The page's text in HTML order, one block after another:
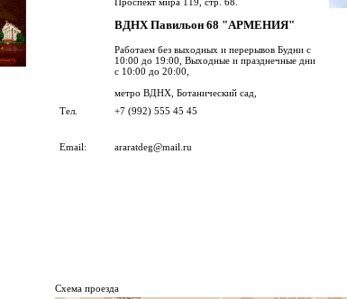
ВДНХ Павильон 68 "АРМЕНИЯ"
Работаем без выходных и перерывов Будни с
10:00 до 19:00, Выходные и празднечные дни
с 10:00 до 20:00,
метро ВДНХ, Ботанический сад,
Тел.
+7 (992) 555 45 45
Email: araratdeg@mail.ru
Cхема проезда